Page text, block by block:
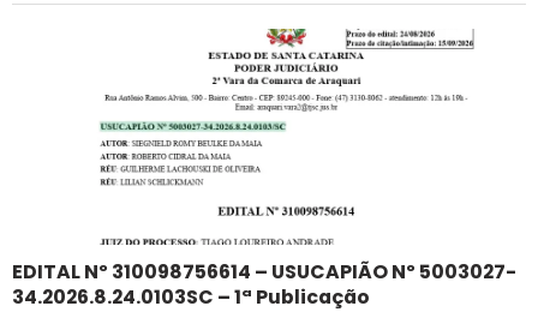
EDITAL Nº 310098756614 – USUCAPIÃO Nº 5003027-
34.2026.8.24.0103SC – 1ª Publicação